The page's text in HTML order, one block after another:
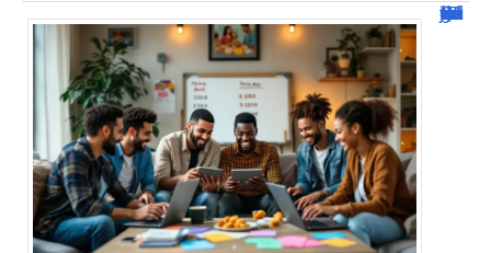
JetPunk : Quiz et jeux de culture générale